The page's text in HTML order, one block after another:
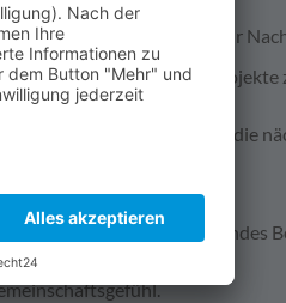
sichern und zur
unsere weltweiten Projekte
gefördert, um die
offenes und unterstützendes